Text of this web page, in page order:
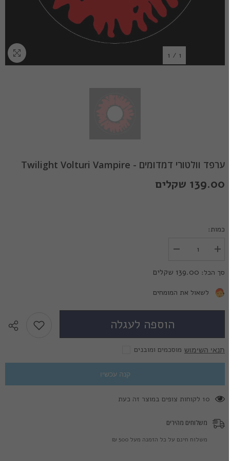
1
/
1
ערפד וולטורי דמדומים - Twilight Volturi Vampire
139.00 שקלים
כמות:
הכמות
עבור
וולטורי
Volturi
Vampire
הגדל
עבור
וולטורי
דמדומים
סך הכל: 139.00 שקלים
לשאול את המומחים
הוספה לעגלה
מוסכמים ומובנים תנאי השימוש
קנה עכשיו
185 לקוחות צופים במוצר זה כעת
משלוחים מהירים
משלוח חינם על כל הזמנה מעל 500 ₪